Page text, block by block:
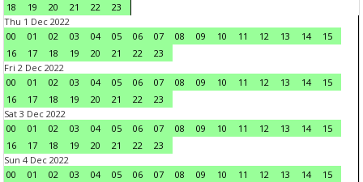
18 19 20 21 22
23
Thu 1 Dec 2022
00
01 02 03 04 05 06 07 08 09 10 11 12 13 14
15
16
17 18 19 20 21 22
23
Fri 2 Dec 2022
00
01 02 03 04 05 06 07 08 09 10 11 12 13 14
15
16
17 18 19 20 21 22
23
Sat 3 Dec 2022
00
01 02 03 04 05 06 07 08 09 10 11 12 13 14
15
16
17 18 19 20 21 22
23
Sun 4 Dec 2022
00
01 02 03 04 05 06 07 08 09 10 11 12 13 14
15